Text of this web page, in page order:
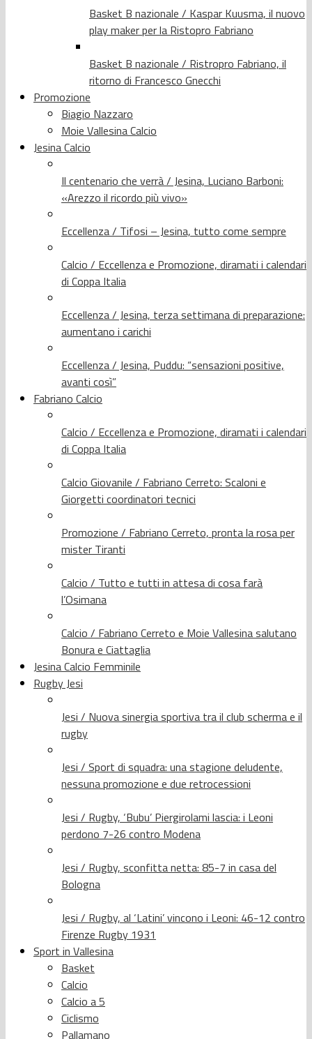
Basket B nazionale / Kaspar Kuusma, il nuovo
play maker per la Ristopro Fabriano
Basket B nazionale / Ristropro Fabriano, il
ritorno di Francesco Gnecchi
Promozione
Biagio Nazzaro
Moie Vallesina Calcio
Jesina Calcio
Il centenario che verrà / Jesina, Luciano Barboni:
«Arezzo il ricordo più vivo»
Eccellenza / Tifosi – Jesina, tutto come sempre
Calcio / Eccellenza e Promozione, diramati i calendari
di Coppa Italia
Eccellenza / Jesina, terza settimana di preparazione:
aumentano i carichi
Eccellenza / Jesina, Puddu: “sensazioni positive,
avanti così”
Fabriano Calcio
Calcio / Eccellenza e Promozione, diramati i calendari
di Coppa Italia
Calcio Giovanile / Fabriano Cerreto: Scaloni e
Giorgetti coordinatori tecnici
Promozione / Fabriano Cerreto, pronta la rosa per
mister Tiranti
Calcio / Tutto e tutti in attesa di cosa farà
l’Osimana
Calcio / Fabriano Cerreto e Moie Vallesina salutano
Bonura e Ciattaglia
Jesina Calcio Femminile
Rugby Jesi
Jesi / Nuova sinergia sportiva tra il club scherma e il
rugby
Jesi / Sport di squadra: una stagione deludente,
nessuna promozione e due retrocessioni
Jesi / Rugby, ‘Bubu’ Piergirolami lascia: i Leoni
perdono 7-26 contro Modena
Jesi / Rugby, sconfitta netta: 85-7 in casa del
Bologna
Jesi / Rugby, al ‘Latini’ vincono i Leoni: 46-12 contro
Firenze Rugby 1931
Sport in Vallesina
Basket
Calcio
Calcio a 5
Ciclismo
Pallamano